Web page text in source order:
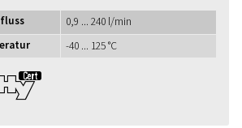
0,9 ... 240 l/min
-40 ... 125 °C